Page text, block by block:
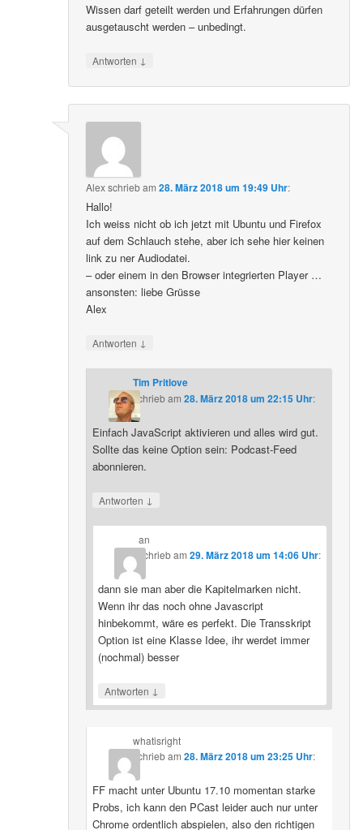
Wissen darf geteilt werden und Erfahrungen dürfen
ausgetauscht werden – unbedingt.
Antworten ↓
Alexschriebam28. März 2018 um 19:49 Uhr:
Hallo!
Ich weiss nicht ob ich jetzt mit Ubuntu und Firefox
auf dem Schlauch stehe, aber ich sehe hier keinen
link zu ner Audiodatei.
– oder einem in den Browser integrierten Player …
ansonsten: liebe Grüsse
Alex
Antworten ↓
Tim Pritlove
schriebam 28. März 2018 um 22:15 Uhr:
Einfach JavaScript aktivieren und alles wird gut.
Sollte das keine Option sein: Podcast-Feed
abonnieren.
Antworten ↓
an
schriebam29. März 2018 um 14:06 Uhr:
dann sie man aber die Kapitelmarken nicht.
Wenn ihr das noch ohne Javascript
hinbekommt, wäre es perfekt. Die Transskript
Option ist eine Klasse Idee, ihr werdet immer
(nochmal) besser
Antworten ↓
whatisright
schriebam 28. März 2018 um 23:25 Uhr:
FF macht unter Ubuntu 17.10 momentan starke
Probs, ich kann den PCast leider auch nur unter
Chrome ordentlich abspielen, also den richtigen